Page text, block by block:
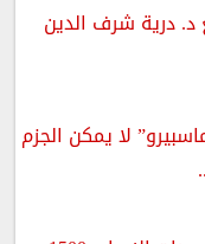
د. درية شرف الدين
لا يمكن الجزم